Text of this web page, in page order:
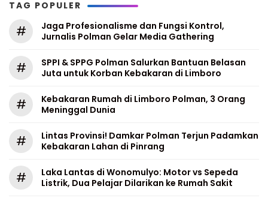
TAG POPULER
#
Jaga Profesionalisme dan Fungsi Kontrol,
Jurnalis Polman Gelar Media Gathering
#
SPPI & SPPG Polman Salurkan Bantuan Belasan
Juta untuk Korban Kebakaran di Limboro
#
Kebakaran Rumah di Limboro Polman, 3 Orang
Meninggal Dunia
#
Lintas Provinsi! Damkar Polman Terjun Padamkan
Kebakaran Lahan di Pinrang
#
Laka Lantas di Wonomulyo: Motor vs Sepeda
Listrik, Dua Pelajar Dilarikan ke Rumah Sakit